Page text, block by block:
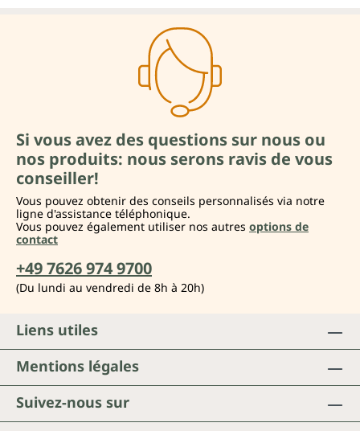
Si vous avez des questions sur nous ou
nos produits: nous serons ravis de vous
conseiller!
Vous pouvez obtenir des conseils personnalisés via notre
ligne d'assistance téléphonique.
Vous pouvez également utiliser nos autres options de
contact
+49 7626 974 9700
(Du lundi au vendredi de 8h à 20h)
Suivez-nous sur
Liens utiles
Mentions légales